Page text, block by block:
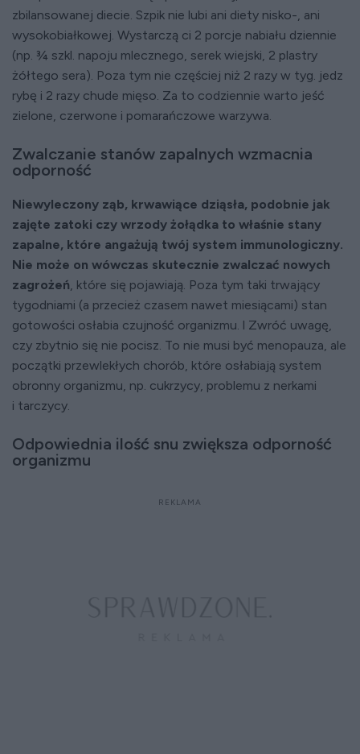
zbilansowanej diecie. Szpik nie lubi ani diety nisko-, ani
wysokobiałkowej. Wystarczą ci 2 porcje nabiału dziennie
(np. ¾ szkl. napoju mlecznego, serek wiejski, 2 plastry
żółtego sera). Poza tym nie częściej niż 2 razy w tyg. jedz
rybę i 2 razy chude mięso. Za to codziennie warto jeść
zielone, czerwone i pomarańczowe warzywa.
Zwalczanie stanów zapalnych wzmacnia
odporność
Niewyleczony ząb, krwawiące dziąsła, podobnie jak
zajęte zatoki czy wrzody żołądka to właśnie stany
zapalne, które angażują twój system immunologiczny.
Nie może on wówczas skutecznie zwalczać nowych
zagrożeń, które się pojawiają. Poza tym taki trwający
tygodniami (a przecież czasem nawet miesiącami) stan
gotowości osłabia czujność organizmu. l Zwróć uwagę,
czy zbytnio się nie pocisz. To nie musi być menopauza, ale
początki przewlekłych chorób, które osłabiają system
obronny organizmu, np. cukrzycy, problemu z nerkami
i tarczycy.
Odpowiednia ilość snu zwiększa odporność
organizmu